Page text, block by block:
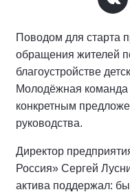
Поводом для старта
обращения жителей
благоустройстве
Молодёжная команда
конкретным
руководства.
Директор
Россия» Сергей
актива поддержал: